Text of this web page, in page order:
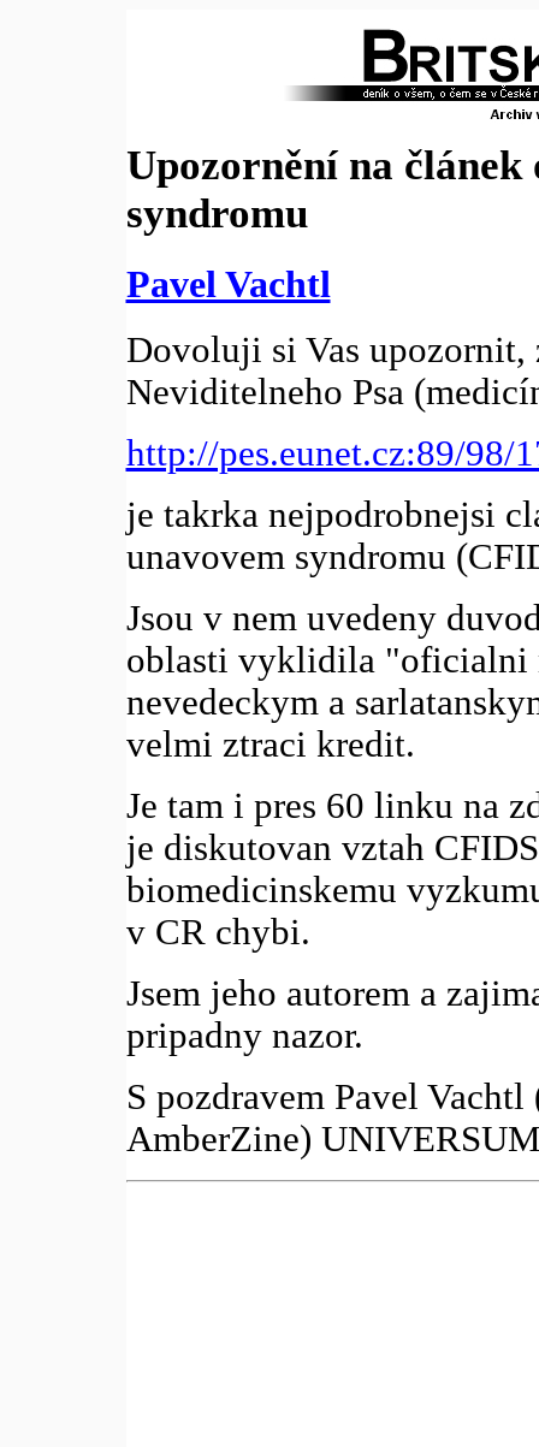
Upozornění na článek
syndromu
Pavel Vachtl
Dovoluji si Vas upozornit,
Neviditelneho Psa
http://pes.eunet.cz:89/98/
je takrka nejpodrobnejsi
unavovem syndromu
Jsou v nem uvedeny
oblasti vyklidila "oficialni
nevedeckym a
velmi ztraci kredit.
Je tam i pres 60 linku na
je diskutovan vztah
biomedicinskemu
v CR chybi.
Jsem jeho autorem a
pripadny nazor.
S pozdravem Pavel
AmberZine)